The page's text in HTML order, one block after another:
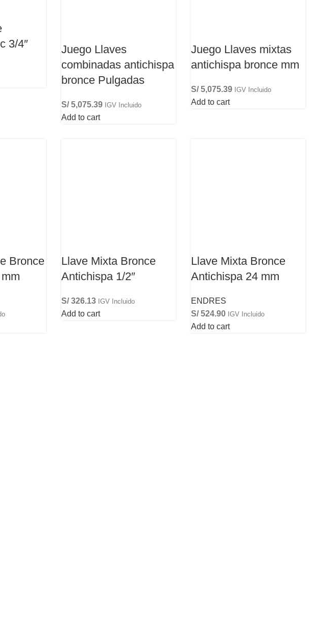
3/4″
Juego Llaves
combinadas antichispa
bronce Pulgadas
S/5,075.39 IGV Incluido
Add to cart
Juego Llaves mixtas
antichispa bronce mm
S/5,075.39 IGV Incluido
Add to cart
Bronce
Llave Mixta Bronce
Antichispa 1/2″
S/326.13 IGV Incluido
Add to cart
Llave Mixta Bronce
Antichispa 24 mm
ENDRES
S/524.90 IGV Incluido
Add to cart